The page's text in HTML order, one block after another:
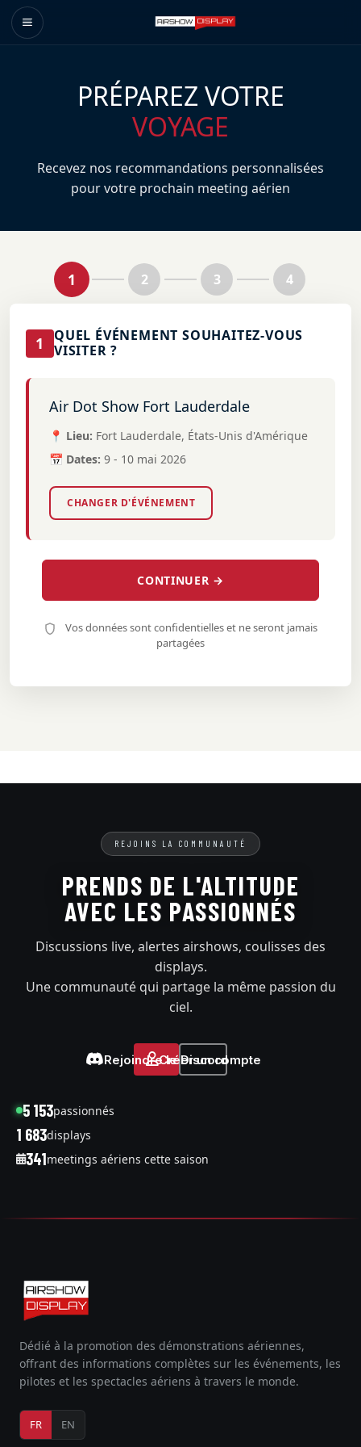
PRÉPAREZ VOTRE
VOYAGE
Recevez nos recommandations personnalisées
pour votre prochain meeting aérien
1 2 3 4
1
QUEL ÉVÉNEMENT SOUHAITEZ-VOUS
VISITER ?
Air Dot Show Fort Lauderdale
📍 Lieu: Fort Lauderdale, États-Unis d'Amérique
📅 Dates: 9 - 10 mai 2026
CHANGER D'ÉVÉNEMENT
CONTINUER →
Vos données sont confidentielles et ne seront jamais
partagées
REJOINS LA COMMUNAUTÉ
PRENDS DE L'ALTITUDE
AVEC LES PASSIONNÉS
Discussions live, alertes airshows, coulisses des
displays.
Une communauté qui partage la même passion du
ciel.
Rejoindre le Discord
Créer un compte
5 153passionnés
1 683displays
341meetings aériens cette saison
Dédié à la promotion des démonstrations aériennes,
offrant des informations complètes sur les événements, les
pilotes et les spectacles aériens à travers le monde.
FR EN